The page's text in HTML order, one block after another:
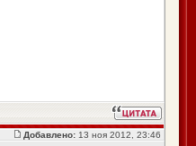
Добавлено: 13 ноя 2012, 23:46